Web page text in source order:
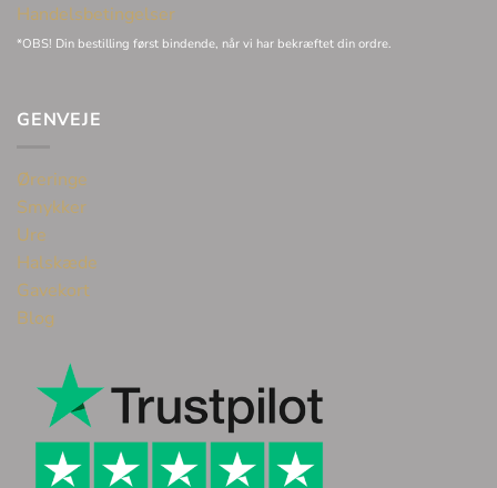
Handelsbetingelser
*OBS! Din bestilling først bindende, når vi har bekræftet din ordre.
GENVEJE
Øreringe
Smykker
Ure
Halskæde
Gavekort
Blog